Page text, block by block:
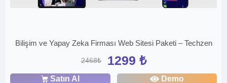
Bilişim ve Yapay Zeka Firması Web Sitesi Paketi – Techzen
2468₺ 1299 ₺
Satın Al Demo